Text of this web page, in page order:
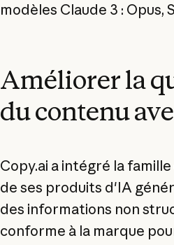
modèles Claude 3 : Opus,
Améliorer la
du contenu
Copy.ai a intégré la
de ses produits d'IA
des informations non
conforme à la marque